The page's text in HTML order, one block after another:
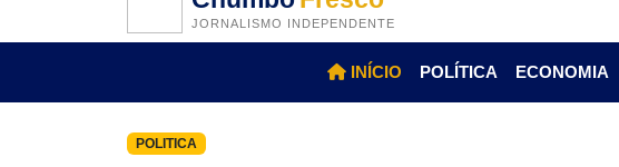
JORNALISMO INDEPENDENTE
INÍCIO POLÍTICA ECONOMIA
POLITICA